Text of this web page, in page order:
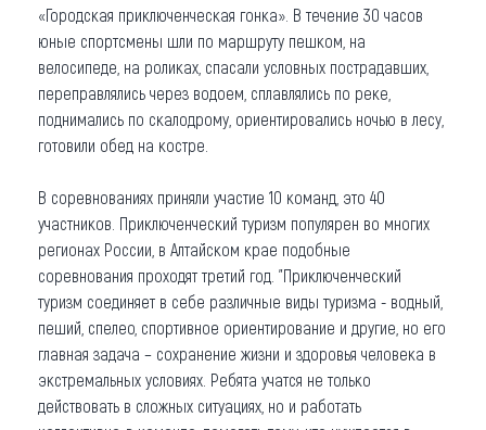
«Городская приключенческая гонка». В течение 30 часов
юные спортсмены шли по маршруту пешком, на
велосипеде, на роликах, спасали условных пострадавших,
переправлялись через водоем, сплавлялись по реке,
поднимались по скалодрому, ориентировались ночью в лесу,
готовили обед на костре.
В соревнованиях приняли участие 10 команд, это 40
участников. Приключенческий туризм популярен во многих
регионах России, в Алтайском крае подобные
соревнования проходят третий год. "Приключенческий
туризм соединяет в себе различные виды туризма - водный,
пеший, спелео, спортивное ориентирование и другие, но его
главная задача – сохранение жизни и здоровья человека в
экстремальных условиях. Ребята учатся не только
действовать в сложных ситуациях, но и работать